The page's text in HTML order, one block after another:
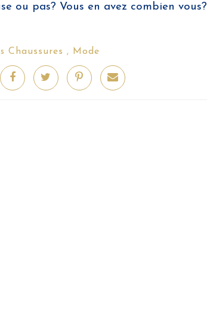
ou pas? Vous en avez combien vous?
Chaussures , Mode